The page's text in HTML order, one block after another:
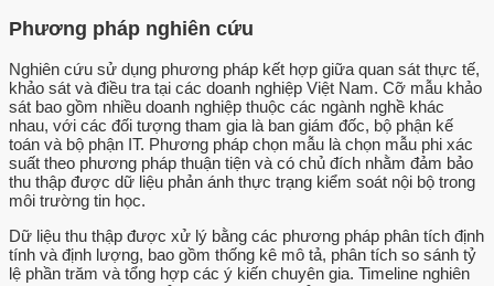
Phương pháp nghiên cứu
Nghiên cứu sử dụng phương pháp kết hợp giữa quan sát thực tế,
khảo sát và điều tra tại các doanh nghiệp Việt Nam. Cỡ mẫu khảo
sát bao gồm nhiều doanh nghiệp thuộc các ngành nghề khác
nhau, với các đối tượng tham gia là ban giám đốc, bộ phận kế
toán và bộ phận IT. Phương pháp chọn mẫu là chọn mẫu phi xác
suất theo phương pháp thuận tiện và có chủ đích nhằm đảm bảo
thu thập được dữ liệu phản ánh thực trạng kiểm soát nội bộ trong
môi trường tin học.
Dữ liệu thu thập được xử lý bằng các phương pháp phân tích định
tính và định lượng, bao gồm thống kê mô tả, phân tích so sánh tỷ
lệ phần trăm và tổng hợp các ý kiến chuyên gia. Timeline nghiên